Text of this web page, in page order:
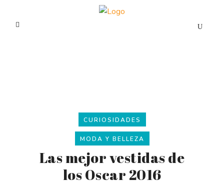
CURIOSIDADES
MODA Y BELLEZA
Las mejor vestidas de
los Oscar 2016